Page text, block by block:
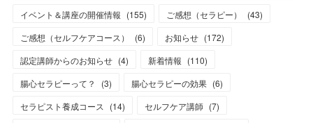
イベント＆講座の開催情報 (155) ご感想（セラピー） (43)
ご感想（セルフケアコース）
(6) お知らせ (172)
認定講師からのお知らせ (4) 新着情報 (110)
腸心セラピーって？
(3) 腸心セラピーの効果 (6)
セラピスト養成コース
(14) セルフケア講師 (7)